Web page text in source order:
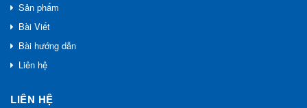
Sản phẩm
Bài Viết
Bài hướng dẫn
Liên hệ
LIÊN HỆ